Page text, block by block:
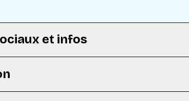
et infos